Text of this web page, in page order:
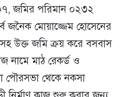
জমির পরিমান ০২৩২
জনৈক মোয়াজ্জেম হোসেনের
উক্ত জমি ক্রয় করে বসবাস
নামে মাঠ রেকর্ড ও
পৌরসভা থেকে নকসা